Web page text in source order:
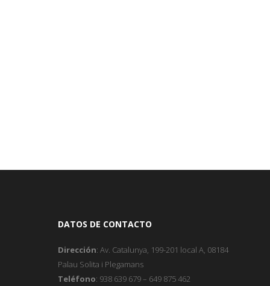
DATOS DE CONTACTO
Dirección: Av. Catalunya, 199-201 local A, 08184
Palau Solita i Plegamans
Teléfono: 938 639 679 – 649 875 462